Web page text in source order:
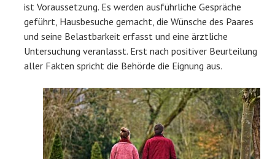
ist Voraussetzung. Es werden ausführliche Gespräche
geführt, Hausbesuche gemacht, die Wünsche des Paares
und seine Belastbarkeit erfasst und eine ärztliche
Untersuchung veranlasst. Erst nach positiver Beurteilung
aller Fakten spricht die Behörde die Eignung aus.